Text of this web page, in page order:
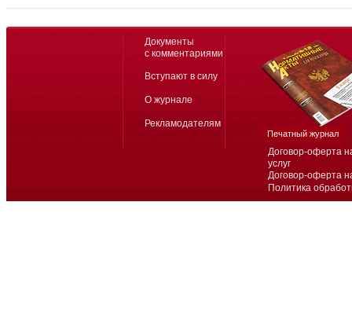
Договор-оферта
услуг
Договор-оферта
Политика
Документы
с комментариями
Вступают в силу
О журнале
Рекламодателям
Печатный журнал